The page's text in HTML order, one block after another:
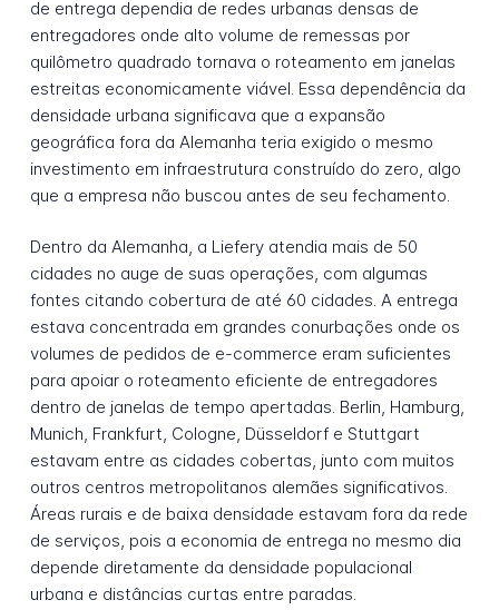
de entrega dependia de redes urbanas densas de
entregadores onde alto volume de remessas por
quilômetro quadrado tornava o roteamento em janelas
estreitas economicamente viável. Essa dependência da
densidade urbana significava que a expansão
geográfica fora da Alemanha teria exigido o mesmo
investimento em infraestrutura construído do zero, algo
que a empresa não buscou antes de seu fechamento.
Dentro da Alemanha, a Liefery atendia mais de 50
cidades no auge de suas operações, com algumas
fontes citando cobertura de até 60 cidades. A entrega
estava concentrada em grandes conurbações onde os
volumes de pedidos de e-commerce eram suficientes
para apoiar o roteamento eficiente de entregadores
dentro de janelas de tempo apertadas. Berlin, Hamburg,
Munich, Frankfurt, Cologne, Düsseldorf e Stuttgart
estavam entre as cidades cobertas, junto com muitos
outros centros metropolitanos alemães significativos.
Áreas rurais e de baixa densidade estavam fora da rede
de serviços, pois a economia de entrega no mesmo dia
depende diretamente da densidade populacional
urbana e distâncias curtas entre paradas.